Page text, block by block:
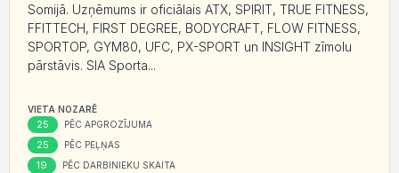
Somijā. Uzņēmums ir oficiālais ATX, SPIRIT, TRUE FITNESS,
FFITTECH, FIRST DEGREE, BODYCRAFT, FLOW FITNESS,
SPORTOP, GYM80, UFC, PX-SPORT un INSIGHT zīmolu
pārstāvis. SIA Sporta...
VIETA NOZARĒ
25 PĒC APGROZĪJUMA
25 PĒC PEĻŅAS
19 PĒC DARBINIEKU SKAITA